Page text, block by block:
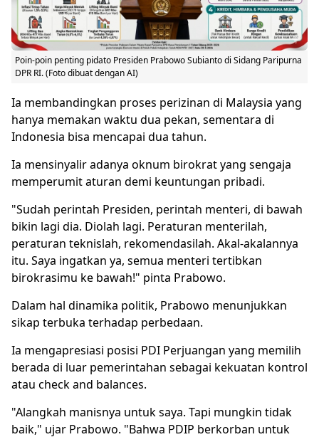
Poin-poin penting pidato Presiden Prabowo Subianto di Sidang Paripurna
DPR RI. (Foto dibuat dengan AI)
Ia membandingkan proses perizinan di Malaysia yang
hanya memakan waktu dua pekan, sementara di
Indonesia bisa mencapai dua tahun.
Ia mensinyalir adanya oknum birokrat yang sengaja
memperumit aturan demi keuntungan pribadi.
"Sudah perintah Presiden, perintah menteri, di bawah
bikin lagi dia. Diolah lagi. Peraturan menterilah,
peraturan teknislah, rekomendasilah. Akal-akalannya
itu. Saya ingatkan ya, semua menteri tertibkan
birokrasimu ke bawah!" pinta Prabowo.
Dalam hal dinamika politik, Prabowo menunjukkan
sikap terbuka terhadap perbedaan.
Ia mengapresiasi posisi PDI Perjuangan yang memilih
berada di luar pemerintahan sebagai kekuatan kontrol
atau check and balances.
"Alangkah manisnya untuk saya. Tapi mungkin tidak
baik," ujar Prabowo. "Bahwa PDIP berkorban untuk